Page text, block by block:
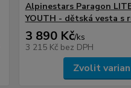
Alpinestars Paragon
YOUTH - dětská vesta s
3 890 Kč/ks
3 215 Kč bez DPH
Zvolit